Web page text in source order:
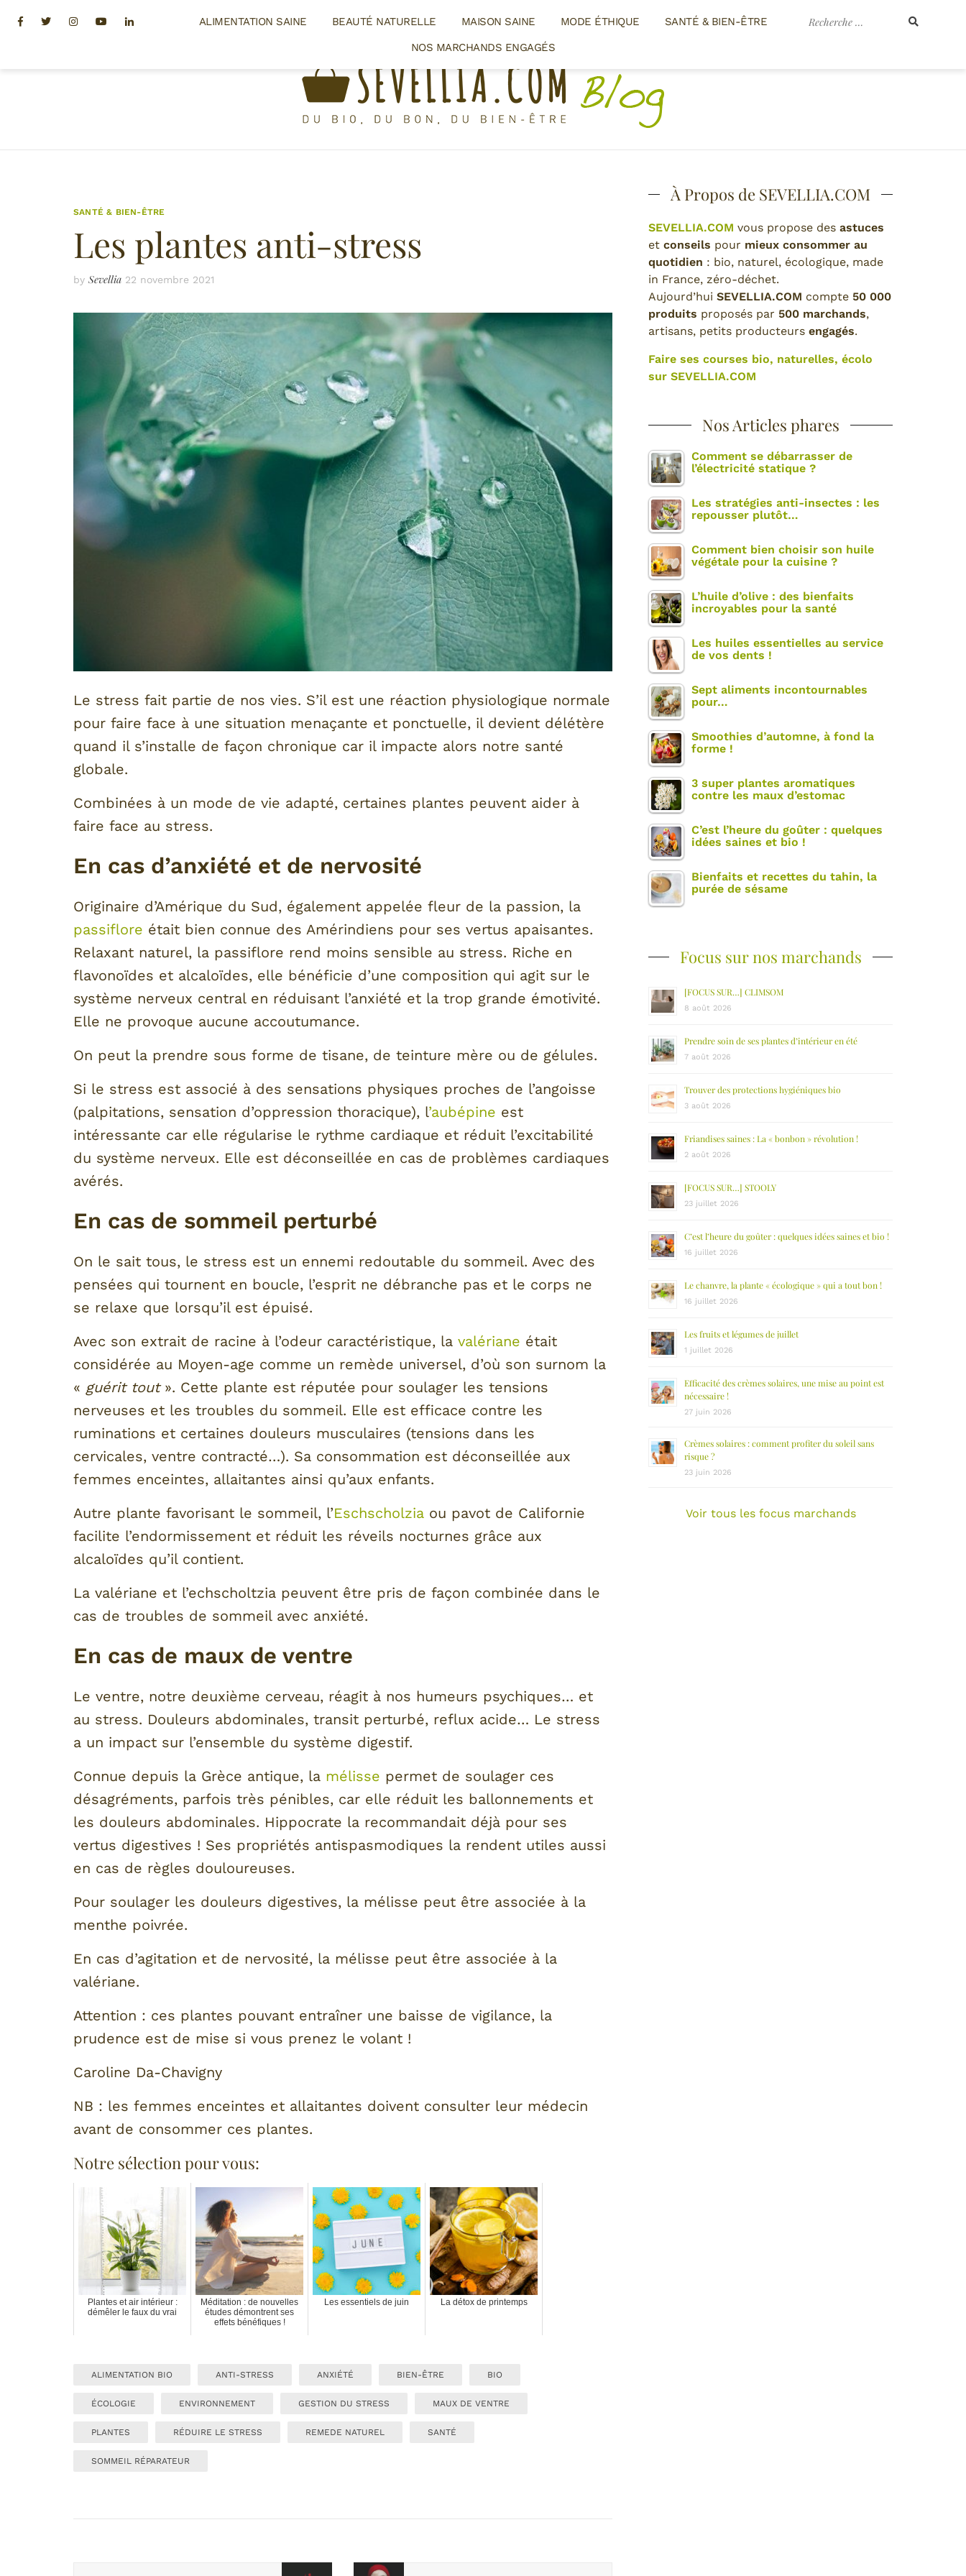
Recherche
ALIMENTATION SAINE BEAUTÉ NATURELLE MAISON SAINE MODE ÉTHIQUE
SANTÉ & BIEN-ÊTRE
NOS MARCHANDS ENGAGÉS
FacebookTwitterInstagramYoutubeLinkedin
SANTÉ & BIEN-ÊTRE
Les plantes anti-stress
by Sevellia 22 novembre 2021
Le stress fait partie de nos vies. S’il est une réaction physiologique normale
pour faire face à une situation menaçante et ponctuelle, il devient délétère
quand il s’installe de façon chronique car il impacte alors notre santé
globale.
Combinées à un mode de vie adapté, certaines plantes peuvent aider à
faire face au stress.
En cas d’anxiété et de nervosité
Originaire d’Amérique du Sud, également appelée fleur de la passion, la
passiflore était bien connue des Amérindiens pour ses vertus apaisantes.
Relaxant naturel, la passiflore rend moins sensible au stress. Riche en
flavonoïdes et alcaloïdes, elle bénéficie d’une composition qui agit sur le
système nerveux central en réduisant l’anxiété et la trop grande émotivité.
Elle ne provoque aucune accoutumance.
On peut la prendre sous forme de tisane, de teinture mère ou de gélules.
Si le stress est associé à des sensations physiques proches de l’angoisse
(palpitations, sensation d’oppression thoracique), l’aubépine est
intéressante car elle régularise le rythme cardiaque et réduit l’excitabilité
du système nerveux. Elle est déconseillée en cas de problèmes cardiaques
avérés.
En cas de sommeil perturbé
On le sait tous, le stress est un ennemi redoutable du sommeil. Avec des
pensées qui tournent en boucle, l’esprit ne débranche pas et le corps ne
se relaxe que lorsqu’il est épuisé.
Avec son extrait de racine à l’odeur caractéristique, la valériane était
considérée au Moyen-age comme un remède universel, d’où son surnom la
« guérit tout». Cette plante est réputée pour soulager les tensions
nerveuses et les troubles du sommeil. Elle est efficace contre les
ruminations et certaines douleurs musculaires (tensions dans les
cervicales, ventre contracté…). Sa consommation est déconseillée aux
femmes enceintes, allaitantes ainsi qu’aux enfants.
Autre plante favorisant le sommeil, l’Eschscholzia ou pavot de Californie
facilite l’endormissement et réduit les réveils nocturnes grâce aux
alcaloïdes qu’il contient.
La valériane et l’echscholtzia peuvent être pris de façon combinée dans le
cas de troubles de sommeil avec anxiété.
En cas de maux de ventre
Le ventre, notre deuxième cerveau, réagit à nos humeurs psychiques… et
au stress. Douleurs abdominales, transit perturbé, reflux acide… Le stress
a un impact sur l’ensemble du système digestif.
Connue depuis la Grèce antique, la mélisse permet de soulager ces
désagréments, parfois très pénibles, car elle réduit les ballonnements et
les douleurs abdominales. Hippocrate la recommandait déjà pour ses
vertus digestives ! Ses propriétés antispasmodiques la rendent utiles aussi
en cas de règles douloureuses.
Pour soulager les douleurs digestives, la mélisse peut être associée à la
menthe poivrée.
En cas d’agitation et de nervosité, la mélisse peut être associée à la
valériane.
Attention : ces plantes pouvant entraîner une baisse de vigilance, la
prudence est de mise si vous prenez le volant !
Caroline Da-Chavigny
NB : les femmes enceintes et allaitantes doivent consulter leur médecin
avant de consommer ces plantes.
Notre sélection pour vous:
Plantes et air intérieur :
démêler le faux du vrai
Méditation : de nouvelles
études démontrent ses
effets bénéfiques !
Les essentiels de juin La détox de printemps
ALIMENTATION BIO ANTI-STRESS ANXIÉTÉ BIEN-ÊTRE BIO
ÉCOLOGIE ENVIRONNEMENT GESTION DU STRESS MAUX DE VENTRE
PLANTES RÉDUIRE LE STRESS REMEDE NATUREL SANTÉ
SOMMEIL RÉPARATEUR
À Propos de SEVELLIA.COM
SEVELLIA.COM vous propose des astuces
et conseils pour mieux consommer au
quotidien : bio, naturel, écologique, made
in France, zéro-déchet.
Aujourd’hui SEVELLIA.COM compte 50 000
produits proposés par 500 marchands,
artisans, petits producteurs engagés.
Faire ses courses bio, naturelles, écolo
sur SEVELLIA.COM
Nos Articles phares
Comment se débarrasser de
l’électricité statique ?
Les stratégies anti-insectes : les
repousser plutôt…
Comment bien choisir son huile
végétale pour la cuisine ?
L’huile d’olive : des bienfaits
incroyables pour la santé
Les huiles essentielles au service
de vos dents !
Sept aliments incontournables
pour…
Smoothies d’automne, à fond la
forme !
3 super plantes aromatiques
contre les maux d’estomac
C’est l’heure du goûter : quelques
idées saines et bio !
Bienfaits et recettes du tahin, la
purée de sésame
Focus sur nos marchands
[FOCUS SUR…] CLIMSOM
8 août 2026
Prendre soin de ses plantes d’intérieur en été
7 août 2026
Trouver des protections hygiéniques bio
3 août 2026
Friandises saines : La « bonbon » révolution !
2 août 2026
[FOCUS SUR…] STOOLY
23 juillet 2026
C’est l’heure du goûter : quelques idées saines et bio !
16 juillet 2026
Le chanvre, la plante « écologique » qui a tout bon !
16 juillet 2026
Les fruits et légumes de juillet
1 juillet 2026
Efficacité des crèmes solaires, une mise au point est
nécessaire !
27 juin 2026
Crèmes solaires : comment profiter du soleil sans
risque ?
23 juin 2026
Voir tous les focus marchands